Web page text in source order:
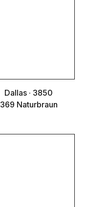
Dallas · 3850
369 Naturbraun